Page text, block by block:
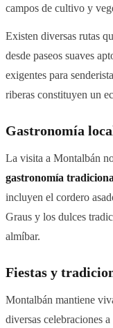
campos de cultivo y
Existen diversas rutas
desde paseos suaves
exigentes para
riberas constituyen un
Gastronomía
La visita a Montalbán
gastronomía
incluyen el cordero
Graus y los dulces
almíbar.
Fiestas y
Montalbán mantiene
diversas celebraciones